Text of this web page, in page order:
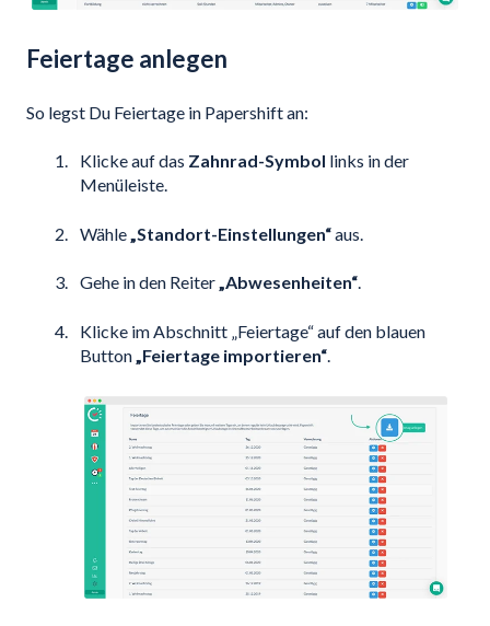
Feiertage anlegen
So legst Du Feiertage in Papershift an:
Klicke auf das Zahnrad-Symbol links in der
Menüleiste.
Wähle „Standort-Einstellungen“aus.
Gehe in den Reiter„Abwesenheiten“.
Klicke im Abschnitt „Feiertage“ auf den blauen
Button „Feiertage importieren“